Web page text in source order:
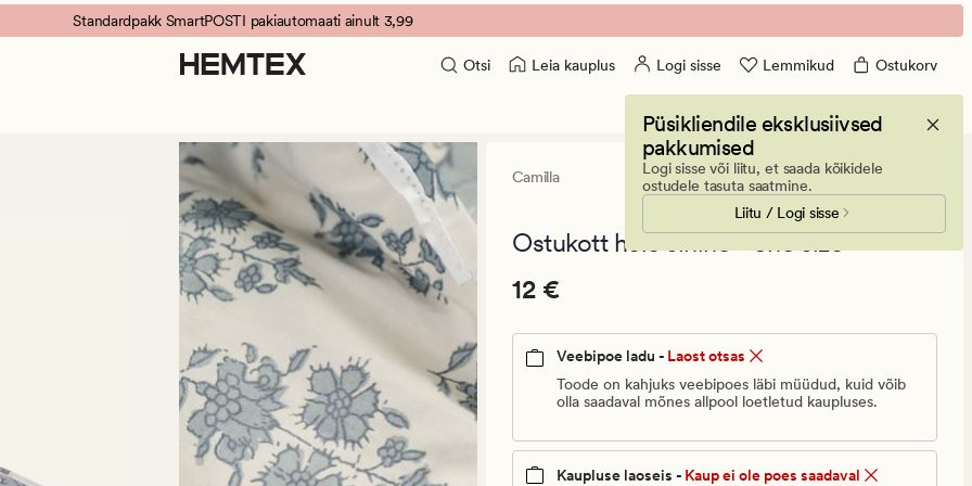
Standardpakk SmartPOSTI pakiautomaati ainult 3,99
Otsi Leia kauplus Logi sisse Lemmikud Ostukorv
Püsikliendile eksklusiivsed
pakkumised
Logi sisse või liitu, et saada kõikidele
ostudele tasuta saatmine.
Liitu / Logi sisse
Camilla
arvustust
0
Ostukott hele sinine - one size
Pris_ee
€.
Vanlig
pris_ee
€
Pris_ee
12 €
Veebipoe ladu - Laost otsas
Toode on kahjuks veebipoes läbi müüdud, kuid võib
olla saadaval mõnes allpool loetletud kaupluses.
Kaupluse laoseis - Kaup ei ole poes saadaval